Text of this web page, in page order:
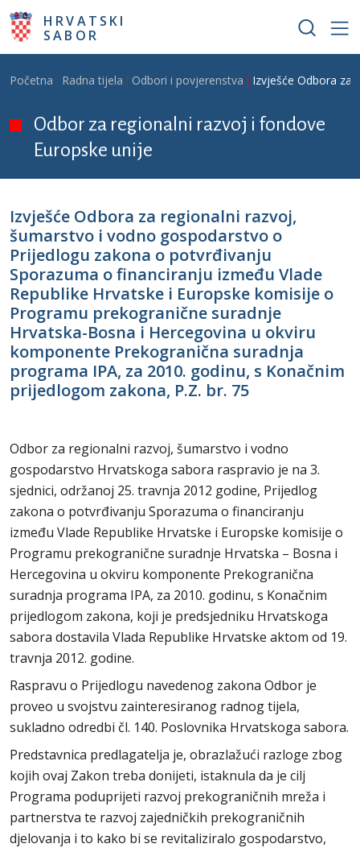
Skoči na glavni sadržaj
HRVATSKI
SABOR
Breadcrumb
Početna Radna tijela Odbori i povjerenstva Izvješće Odbora za
Odbor za regionalni razvoj i fondove
Europske unije
Izvješće Odbora za regionalni razvoj,
šumarstvo i vodno gospodarstvo o
Prijedlogu zakona o potvrđivanju
Sporazuma o financiranju između Vlade
Republike Hrvatske i Europske komisije o
Programu prekogranične suradnje
Hrvatska-Bosna i Hercegovina u okviru
komponente Prekogranična suradnja
programa IPA, za 2010. godinu, s Konačnim
prijedlogom zakona, P.Z. br. 75
Odbor za regionalni razvoj, šumarstvo i vodno
gospodarstvo Hrvatskoga sabora raspravio je na 3.
sjednici, održanoj 25. travnja 2012 godine, Prijedlog
zakona o potvrđivanju Sporazuma o financiranju
između Vlade Republike Hrvatske i Europske komisije o
Programu prekogranične suradnje Hrvatska – Bosna i
Hercegovina u okviru komponente Prekogranična
suradnja programa IPA, za 2010. godinu, s Konačnim
prijedlogom zakona, koji je predsjedniku Hrvatskoga
sabora dostavila Vlada Republike Hrvatske aktom od 19.
travnja 2012. godine.
Raspravu o Prijedlogu navedenog zakona Odbor je
proveo u svojstvu zainteresiranog radnog tijela,
sukladno odredbi čl. 140. Poslovnika Hrvatskoga sabora.
Predstavnica predlagatelja je, obrazlažući razloge zbog
kojih ovaj Zakon treba donijeti, istaknula da je cilj
Programa poduprijeti razvoj prekograničnih mreža i
partnerstva te razvoj zajedničkih prekograničnih
djelovanja i to kako bi se revitaliziralo gospodarstvo,